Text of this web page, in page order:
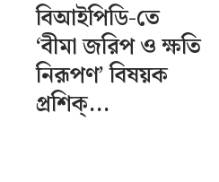
বিআইপিডি-তে
‘বীমা জরিপ ও ক্ষতি
নিরূপণ’ বিষয়ক
প্রশিক্...